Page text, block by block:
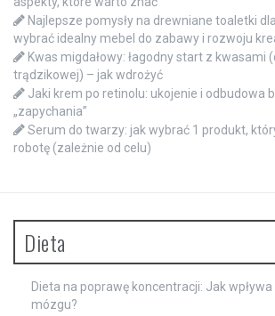
Najlepsze pomysły na drewniane toaletki
wybrać idealny mebel do zabawy i rozwoju
Kwas migdałowy: łagodny start z kwasami
trądzikowej) – jak wdrożyć
Jaki krem po retinolu: ukojenie i odbudowa
„zapychania”
Serum do twarzy: jak wybrać 1 produkt,
robotę (zależnie od celu)
Dieta
Dieta na poprawę koncentracji: Jak
mózgu?